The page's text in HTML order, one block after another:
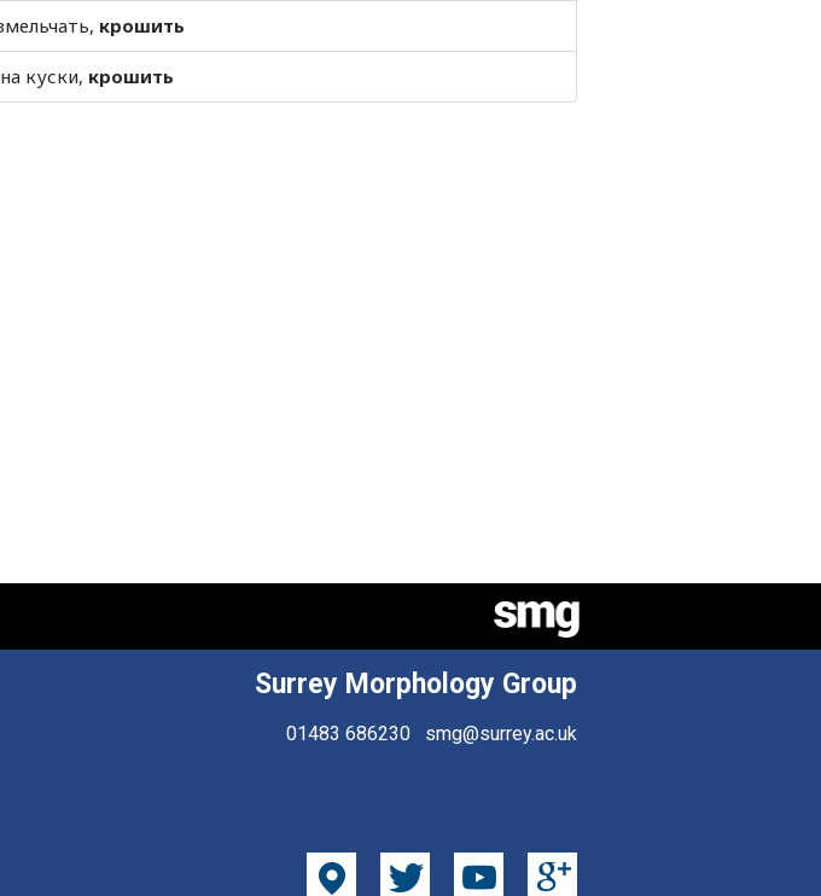
крошить
куски, крошить
Surrey Morphology Group
01483 686230 smg@surrey.ac.uk